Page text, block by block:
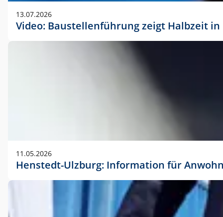
13.07.2026
Video: Baustellenführung zeigt Halbzeit
11.05.2026
Henstedt-Ulzburg: Information für